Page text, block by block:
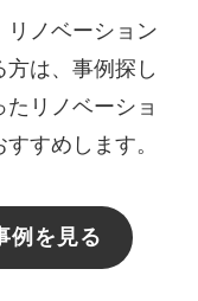
リノベーション
は、事例探し
リノベーショ
すめします。
例を見る